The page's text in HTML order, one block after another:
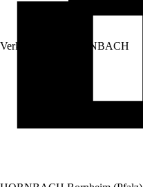
Verkauf durch: HORNBACH